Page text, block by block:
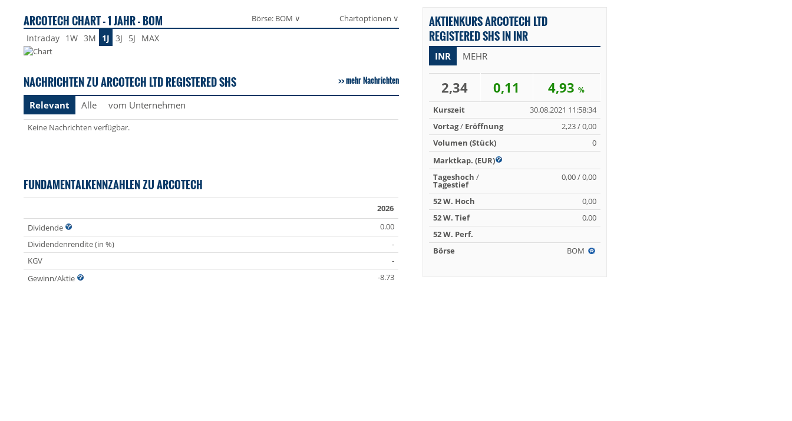
ARCOTECH CHART - 1 JAHR - BOM Börse: BOM ∨ Chartoptionen ∨
Intraday 1W 3M 1J 3J 5J MAX
NACHRICHTEN ZU ARCOTECH LTD REGISTERED SHS mehr Nachrichten
Relevant Alle vom Unternehmen
Keine Nachrichten verfügbar.
FUNDAMENTALKENNZAHLEN ZU ARCOTECH
2026
Dividende
0.00
Dividendenrendite (in %)
-
KGV
-
Gewinn/Aktie
-8.73
AKTIENKURS ARCOTECH LTD
REGISTERED SHS IN INR
INR MEHR
2,34 0,11 4,93%
Kurszeit
30.08.2021 11:58:34
Vortag/ Eröffnung
2,23 / 0,00
Volumen (Stück)
0
Marktkap. (EUR)
Tageshoch /
Tagestief
0,00 / 0,00
52 W. Hoch
0,00
52 W. Tief
0,00
52 W. Perf.
Börse
BOM